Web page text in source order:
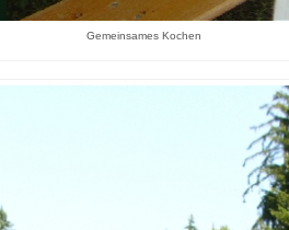
Gemeinsames Kochen